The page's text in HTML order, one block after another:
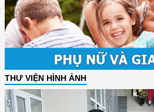
THƯ VIỆN HÌNH ẢNH